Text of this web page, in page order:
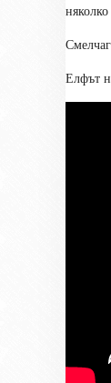
Елфът